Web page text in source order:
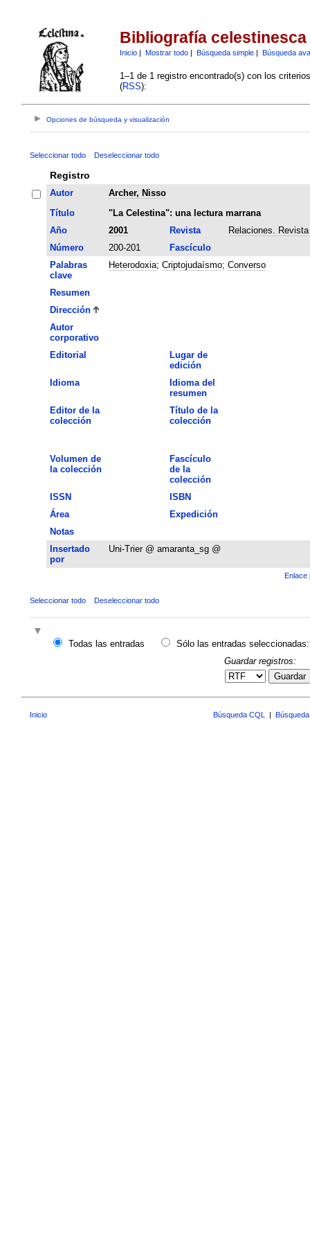
Bibliografía celestinesca
Inicio| Mostrar todo| Búsqueda simple| Búsqueda
1–1 de 1 registro encontrado(s) con los
(RSS):
Opciones de búsqueda y visualización
Seleccionar todo Deseleccionar todo
Registro
Autor
Archer, Nisso
Título
"La Celestina": una lectura marrana
Año
2001 Revista
Relaciones.
Número
200-201
Fascículo
Palabras
clave
Heterodoxia; Criptojudaísmo; Converso
Resumen
Dirección
Autor
corporativo
Editorial
Lugar de
edición
Idioma
Idioma del
resumen
Editor de la
colección
Título de la
colección
Volumen de
la colección
Fascículo
de la
colección
ISSN
ISBN
Área
Expedición
Notas
Insertado
por
Uni-Trier @ amaranta_sg @
Enlace
Seleccionar todo Deseleccionar todo
Todas las entradas
Sólo las entradas seleccionadas:
Guardar registros:
Guardar
Inicio Búsqueda CQL